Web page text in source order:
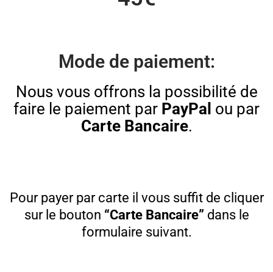
Mode de paiement:
Nous vous offrons la possibilité de
faire le paiement par PayPal ou par
Carte Bancaire.
Pour payer par carte il vous suffit de cliquer
sur le bouton “Carte Bancaire” dans le
formulaire suivant.